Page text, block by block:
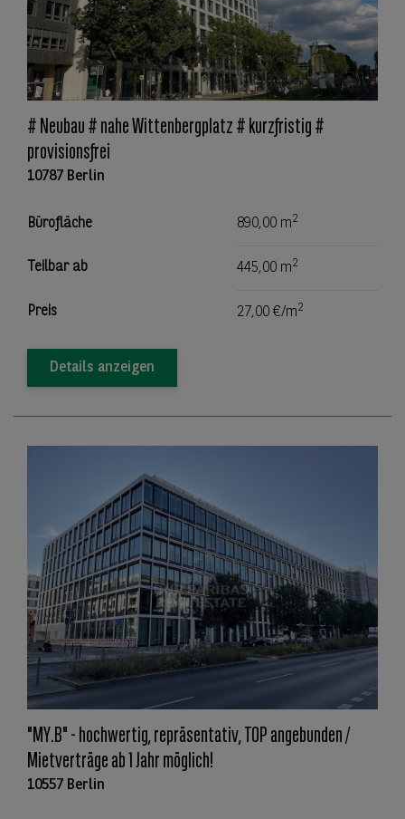
# Neubau # nahe Wittenbergplatz # kurzfristig #
provisionsfrei
10787 Berlin
Bürofläche 890,00 m2
Teilbar ab 445,00 m2
Preis 27,00 €/m2
Details anzeigen
"MY.B" - hochwertig, repräsentativ, TOP angebunden /
Mietverträge ab 1 Jahr möglich!
10557 Berlin